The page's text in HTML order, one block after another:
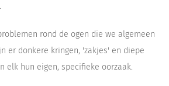
rond de ogen die we algemeen
er donkere kringen, 'zakjes' en diepe
elk hun eigen, specifieke oorzaak.